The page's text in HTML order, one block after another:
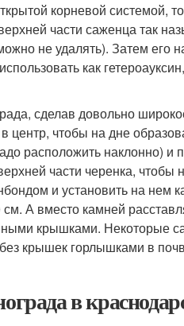
корневой системой,
части саженца так
не удалять). Затем его
как
сделав довольно
центр, чтобы на дне
расположить наклонно) и
части черенка,
и установить на нем
см. А вместо камней
крышками. Некоторые
крышек горлышками в
в